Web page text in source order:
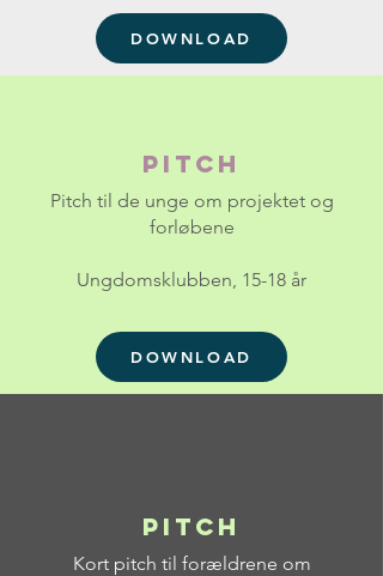
DOWNLOAD
Pitch
Pitch til de unge om projektet og
forløbene
Ungdomsklubben, 15-18 år
DOWNLOAD
Pitch
Kort pitch til forældrene om